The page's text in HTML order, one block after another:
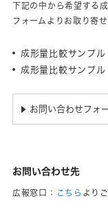
下記の中から希望する
フォームよりお取り寄
成形量比較サンプル
成形量比較サンプル
▶ お問い合わせフォ
お問い合わせ先
広報窓口： こちら より